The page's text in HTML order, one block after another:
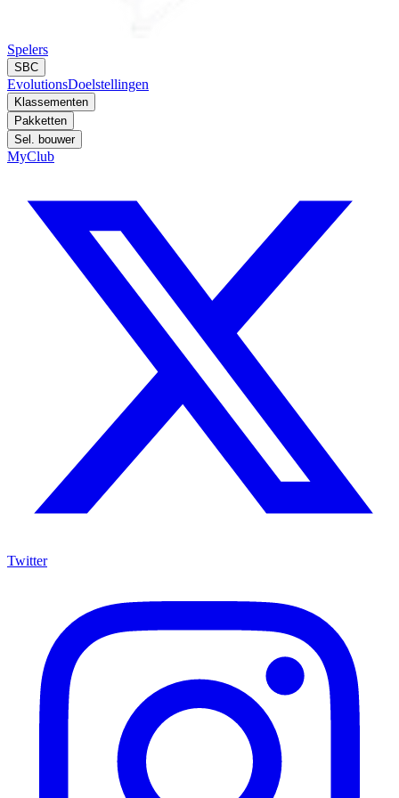
Spelers
SBC
EvolutionsDoelstellingen
Klassementen
Pakketten
Sel. bouwer
MyClub
Twitter